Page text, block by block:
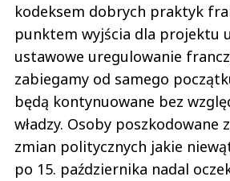
kodeksem dobrych praktyk
punktem wyjścia dla projektu
ustawowe uregulowanie
zabiegamy od samego
będą kontynuowane bez
władzy. Osoby poszkodowane
zmian politycznych jakie
po 15. października nadal